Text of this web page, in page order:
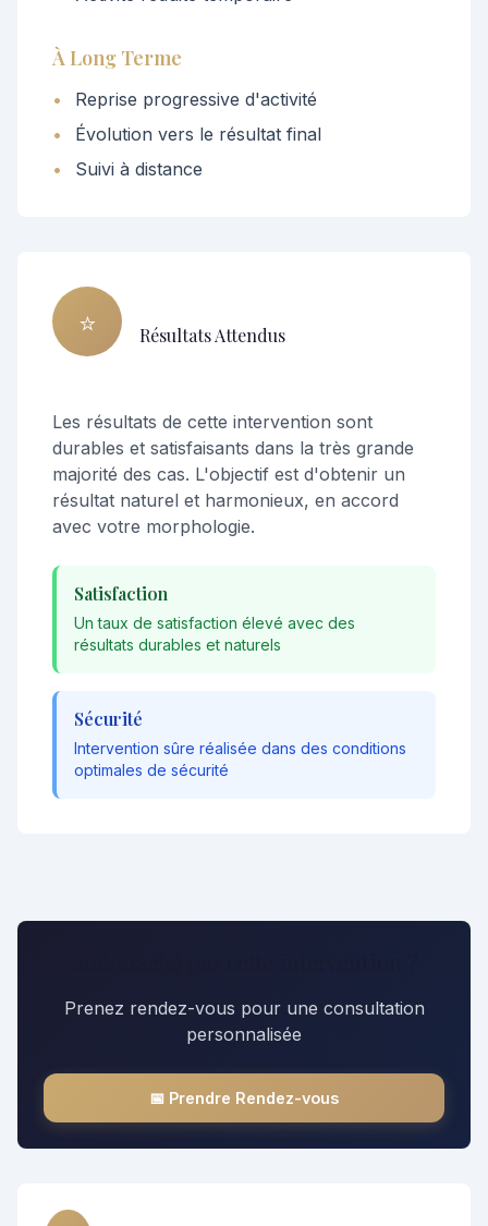
À Long Terme
•
Reprise progressive d'activité
•
Évolution vers le résultat final
•
Suivi à distance
⭐ Résultats Attendus
Les résultats de cette intervention sont
durables et satisfaisants dans la très grande
majorité des cas. L'objectif est d'obtenir un
résultat naturel et harmonieux, en accord
avec votre morphologie.
Satisfaction
Un taux de satisfaction élevé avec des
résultats durables et naturels
Sécurité
Intervention sûre réalisée dans des conditions
optimales de sécurité
Prenez rendez-vous pour une consultation
personnalisée
📅 Prendre Rendez-vous